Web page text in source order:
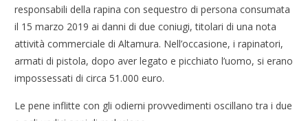
responsabili della rapina con sequestro di persona consumata
il 15 marzo 2019 ai danni di due coniugi, titolari di una nota
attività commerciale di Altamura. Nell’occasione, i rapinatori,
armati di pistola, dopo aver legato e picchiato l’uomo, si erano
impossessati di circa 51.000 euro.
Le pene inflitte con gli odierni provvedimenti oscillano tra i due